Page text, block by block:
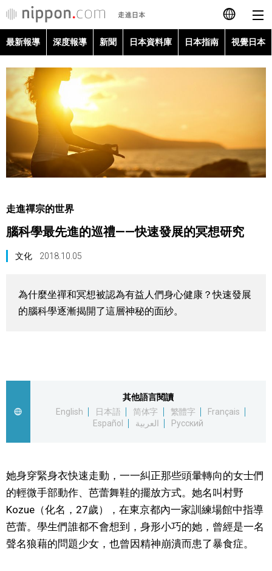
日本語
Français
Español
Русский
最新報導
深度報導
日本指南
視覺日本
社會
財經
official SNS
最新報導 深度報導 新聞 日本資料庫 日本指南 視覺日本
走進禪宗的世界
腦科學最先進的巡禮——快速發展的冥想研究
文化 2018.10.05
為什麼坐禪和冥想被認為有益人們身心健康？快速發展
的腦科學逐漸揭開了這層神秘的面紗。
其他語言閱讀
English
日本語 简体字 繁體字
Français
Español
العربية Русский
她身穿緊身衣快速走動，一一糾正那些頭暈轉向的女士們
的輕微手部動作、芭蕾舞鞋的擺放方式。她名叫村野
Kozue（化名，27歲），在東京都內一家訓練場館中指導
芭蕾。學生們誰都不會想到，身形小巧的她，曾經是一名
聲名狼藉的問題少女，也曾因精神崩潰而患了暴食症。